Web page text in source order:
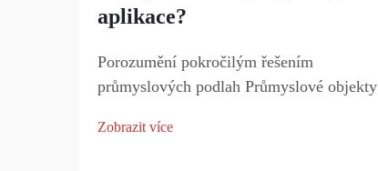
aplikace?
Porozumění pokročilým řešením
průmyslových podlah Průmyslové objekty
podlahové systémy, které odolají těžkým
Zobrazit více